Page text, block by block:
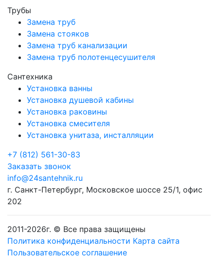
Трубы
Замена труб
Замена стояков
Замена труб канализации
Замена труб полотенцесушителя
Сантехника
Установка ванны
Установка душевой кабины
Установка раковины
Установка смесителя
Установка унитаза, инсталляции
+7 (812) 561-30-83
Заказать звонок
info@24santehnik.ru
г. Санкт-Петербург, Московское шоссе 25/1, офис
202
2011-2026г. © Все права защищены
Политика конфиденциальности Карта сайта
Пользовательское соглашение